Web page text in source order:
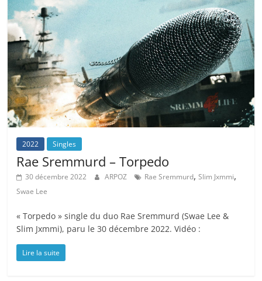
2022 Singles
Rae Sremmurd – Torpedo
30 décembre 2022 ARPOZ Rae Sremmurd,Slim Jxmmi,
Swae Lee
« Torpedo » single du duo Rae Sremmurd (Swae Lee &
Slim Jxmmi), paru le 30 décembre 2022. Vidéo :
Lire la suite